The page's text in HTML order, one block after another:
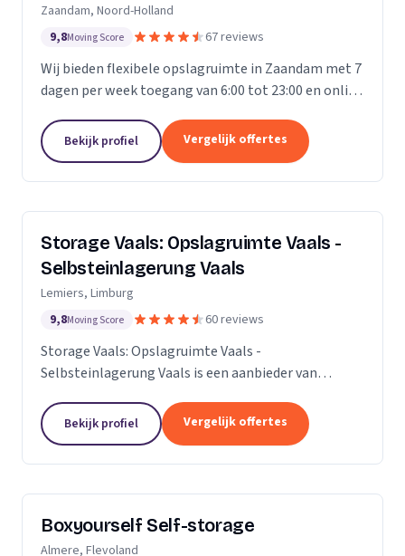
Zaandam, Noord-Holland
9,8Moving Score 67 reviews
Wij bieden flexibele opslagruimte in Zaandam met 7
dagen per week toegang van 6:00 tot 23:00 en online
Bekijk profiel Vergelijk offertes
Storage Vaals: Opslagruimte Vaals -
Selbsteinlagerung Vaals
Lemiers, Limburg
9,8Moving Score 60 reviews
Storage Vaals: Opslagruimte Vaals -
Selbsteinlagerung Vaals is een aanbieder van
actief in Limburg.
Bekijk profiel Vergelijk offertes
Boxyourself Self-storage
Almere, Flevoland